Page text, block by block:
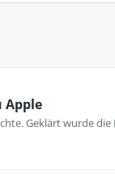
Apple
Geklärt wurde die